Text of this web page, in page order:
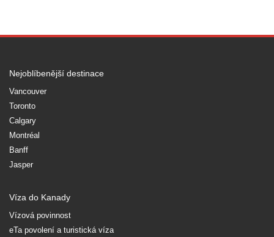
Nejoblíbenější destinace
Vancouver
Toronto
Calgary
Montréal
Banff
Jasper
Víza do Kanady
Vízová povinnost
eTa povolení a turistická víza